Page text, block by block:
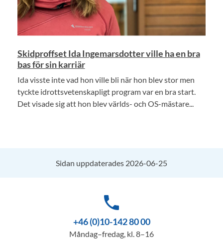
Skidproffset Ida Ingemarsdotter ville ha en bra
bas för sin karriär
Ida visste inte vad hon ville bli när hon blev stor men
tyckte idrottsvetenskapligt program var en bra start.
Det visade sig att hon blev världs- och OS-mästare...
Sidan uppdaterades 2026-06-25
phone
+46 (0)10-142 80 00
Måndag–fredag, kl. 8–16